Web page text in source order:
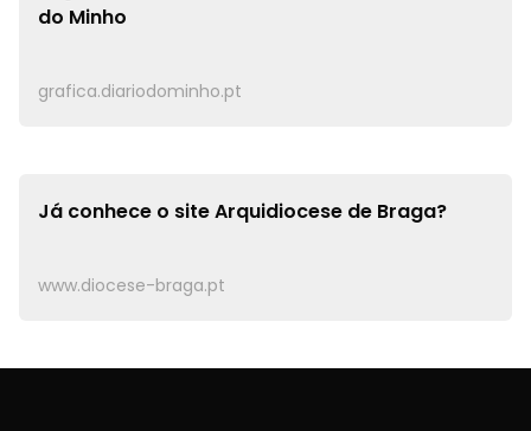
do Minho
grafica.diariodominho.pt
Já conhece o siteArquidiocese de Braga?
www.diocese-braga.pt